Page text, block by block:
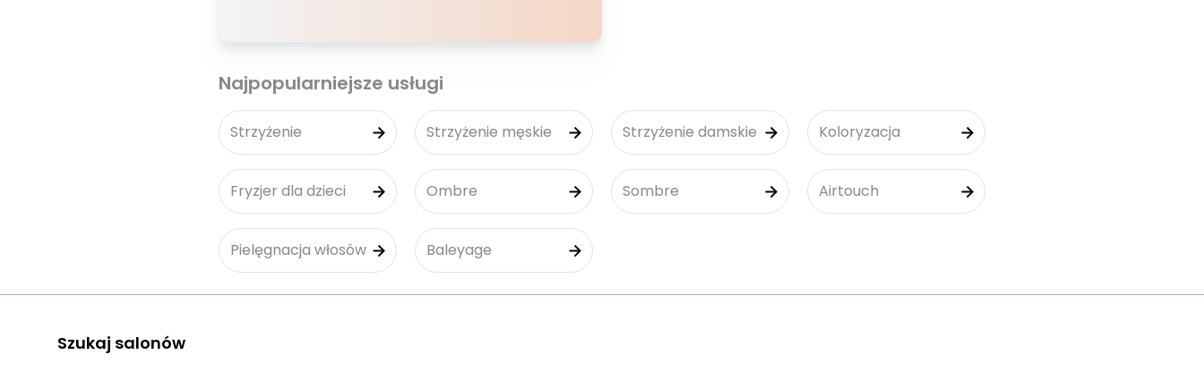
Najpopularniejsze usługi
Strzyżenie Strzyżenie męskie Strzyżenie damskie Koloryzacja
Fryzjer dla dzieci Ombre Sombre Airtouch
Pielęgnacja włosów Baleyage
Szukaj salonów